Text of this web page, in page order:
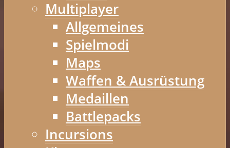
Multiplayer
Allgemeines
Spielmodi
Maps
Waffen & Ausrüstung
Medaillen
Battlepacks
Incursions